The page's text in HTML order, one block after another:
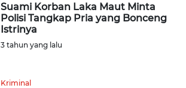
Suami Korban Laka Maut Minta
Polisi Tangkap Pria yang Bonceng
Istrinya
3 tahun yang lalu
Kriminal